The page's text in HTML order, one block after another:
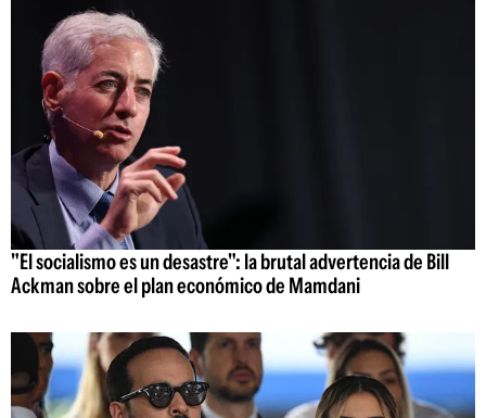
"El socialismo es un desastre": la brutal advertencia de Bill
Ackman sobre el plan económico de Mamdani